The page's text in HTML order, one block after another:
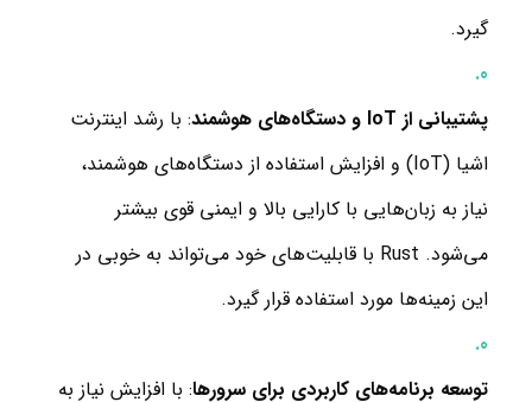
گیرد.
پشتیبانی از IoT و دستگاه‌های هوشمند
: با رشد اینترنت
اشیا (IoT) و افزایش استفاده از دستگاه‌های هوشمند،
نیاز به زبان‌هایی با کارایی بالا و ایمنی قوی بیشتر
می‌شود. Rust با قابلیت‌های خود می‌تواند به خوبی در
این زمینه‌ها مورد استفاده قرار گیرد.
توسعه برنامه‌های کاربردی برای سرورها: با افزایش نیاز به